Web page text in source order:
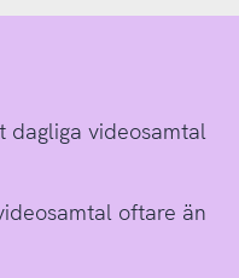
dagliga videosamtal
oftare än